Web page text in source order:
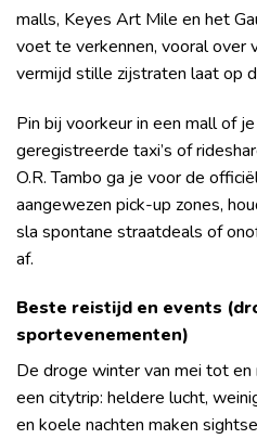
malls, Keyes Art Mile en het
voet te verkennen, vooral over
vermijd stille zijstraten laat op
Pin bij voorkeur in een mall of
geregistreerde taxi’s of
O.R. Tambo ga je voor de
aangewezen pick-up zones,
sla spontane straatdeals of
af.
Beste reistijd en events
sportevenementen)
De droge winter van mei tot
een citytrip: heldere lucht,
en koele nachten maken